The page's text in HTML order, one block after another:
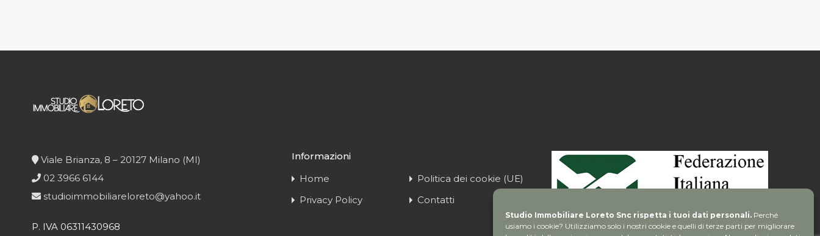
Studio Immobiliare Loreto Snc rispetta i tuoi dati personali. Perché
usiamo i cookie? Utilizziamo solo i nostri cookie e quelli di terze parti per migliorare
Viale Brianza, 8 – 20127 Milano (MI)
02 3966 6144
studioimmobiliareloreto@yahoo.it
P. IVA 06311430968
Informazioni
Home
Politica dei cookie (UE)
Privacy Policy
Contatti